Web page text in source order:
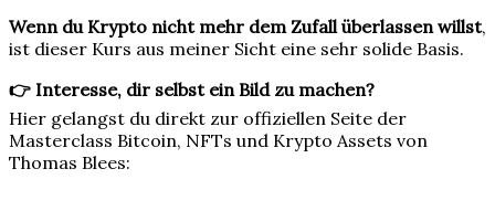
Wenn du Krypto nicht mehr dem Zufall überlassen willst,
ist dieser Kurs aus meiner Sicht eine sehr solide Basis.
👉 Interesse, dir selbst ein Bild zu machen?
Hier gelangst du direkt zur offiziellen Seite der
Masterclass Bitcoin, NFTs und Krypto Assets von
Thomas Blees: